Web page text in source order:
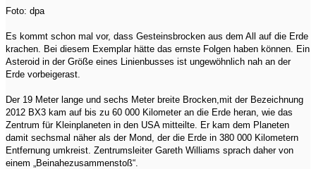
Foto: dpa
Es kommt schon mal vor, dass Gesteinsbrocken aus dem All auf die Erde
krachen. Bei diesem Exemplar hätte das ernste Folgen haben können. Ein
Asteroid in der Größe eines Linienbusses ist ungewöhnlich nah an der
Erde vorbeigerast.
Der 19 Meter lange und sechs Meter breite Brocken,mit der Bezeichnung
2012 BX3 kam auf bis zu 60 000 Kilometer an die Erde heran, wie das
Zentrum für Kleinplaneten in den USA mitteilte. Er kam dem Planeten
damit sechsmal näher als der Mond, der die Erde in 380 000 Kilometern
Entfernung umkreist. Zentrumsleiter Gareth Williams sprach daher von
einem „Beinahezusammenstoß“.